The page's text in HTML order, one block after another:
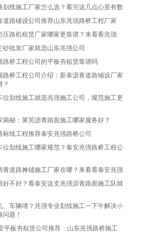
划线施工厂家怎么选？看完这几点心里有数
道路铺设公司推荐山东兆强路桥工程厂家
压路机租赁厂家哪家更靠谱？来看看兆强
砂批发厂家就选山东兆强公司
路桥工程公司的平板夯租赁靠谱吗
路桥工程公司介绍：新泰沥青道路铺设厂家
？
位划线施工就选兆强施工公司，规范施工更
揭秘：莱芜沥青路面施工哪家服务好？
标线工程推荐泰安兆强路桥公司
位划线施工哪家规范？泰安兆强路桥工程公
青道路摊铺施工厂家在哪？来看看泰安兆强
好不好？看泰安这支兆强沥青路面施工队就
、车辆堵？兆强专业划线施工一下午解决小
题！
平板夯租赁公司推荐：山东兆强路桥施工